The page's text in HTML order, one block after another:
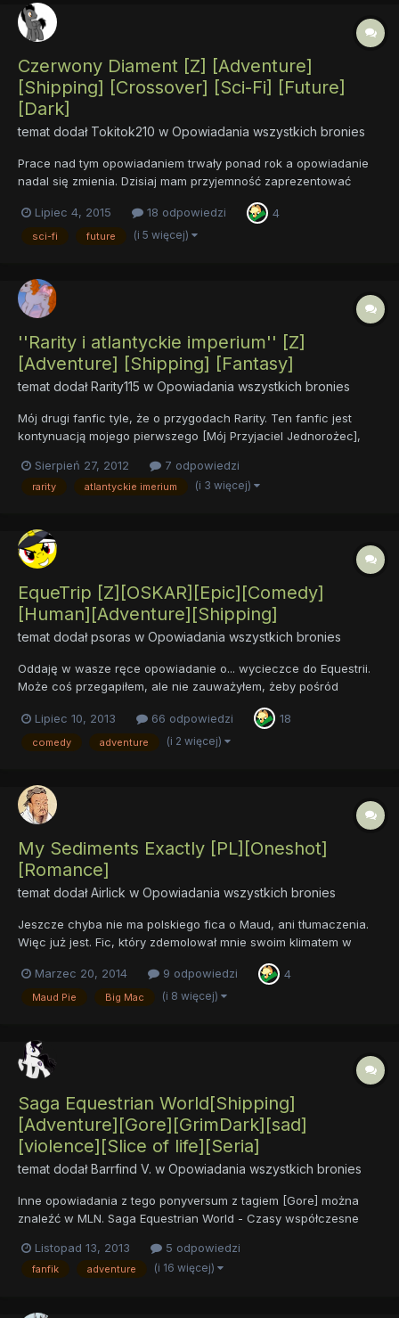
Czerwony Diament [Z] [Adventure]
[Shipping] [Crossover] [Sci-Fi] [Future]
[Dark]
temat dodał Tokitok210 w Opowiadania wszystkich bronies
Prace nad tym opowiadaniem trwały ponad rok a opowiadanie
nadal się zmienia. Dzisiaj mam przyjemność zaprezentować
Shipping Crossover Sci-Fi Future NZ Rozdział 1
https://docs.google.com/document/d/1fWf...
Lipiec 4, 2015 18 odpowiedzi 4
sci-fi future (i 5 więcej)
''Rarity i atlantyckie imperium'' [Z]
[Adventure] [Shipping] [Fantasy]
temat dodałRarity115 w Opowiadania wszystkich bronies
Mój drugi fanfic tyle, że o przygodach Rarity. Ten fanfic jest
kontynuacją mojego pierwszego [Mój Przyjaciel Jednorożec],
Rarity odkrywa atlantyckie imperium, poznaje uroczego,
prawdziwego księcia i po pewnym czasie nie umie...
Sierpień 27, 2012 7 odpowiedzi
rarity atlantyckie imerium (i 3 więcej)
EqueTrip [Z][OSKAR][Epic][Comedy]
[Human][Adventure][Shipping]
temat dodałpsoras w Opowiadania wszystkich bronies
Oddaję w wasze ręce opowiadanie o... wycieczce do Equestrii.
Może coś przegapiłem, ale nie zauważyłem, żeby pośród
powodów, dla których ludzie trafiali w przeróżnych fanfikach do
.eq, była zwyczajna wycieczka. Z drugiej strony: czy w Equestrii
istnieje w ogóle coś takiego jak zwyczajność? Reszta...
Lipiec 10, 2013 66 odpowiedzi 18
comedy adventure (i 2 więcej)
My Sediments Exactly [PL][Oneshot]
[Romance]
temat dodałAirlick w Opowiadania wszystkich bronies
Jeszcze chyba nie ma polskiego fica o Maud, ani tłumaczenia.
Więc już jest. Fic, który zdemolował mnie swoim klimatem w
polskiej. Termin "best shipping" nabiera nowego znaczenia.
Oryginał Tłumaczenie
Marzec 20, 2014 9 odpowiedzi 4
Maud Pie Big Mac (i 8 więcej)
Saga Equestrian World[Shipping]
[Adventure][Gore][GrimDark][sad]
[violence][Slice of life][Seria]
temat dodałBarrfind V. w Opowiadania wszystkich bronies
Inne opowiadania z tego ponyversum z tagiem [Gore] można
znaleźć w MLN. Saga Equestrian World - Czasy współczesne
[sad][violence][seria] 1) Prawdziwe imię(Rok 1000 EA)[Z]
[Comedy][Slice of life] Opis: Ponyville,...
Listopad 13, 2013 5 odpowiedzi
fanfik adventure (i 16 więcej)